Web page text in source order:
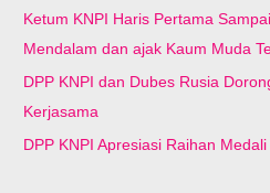
Ketum KNPI Haris Pertama
Mendalam dan ajak Kaum Muda
DPP KNPI dan Dubes Rusia
Kerjasama
DPP KNPI Apresiasi Raihan